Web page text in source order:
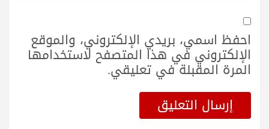
احفظ اسمي، بريدي الإلكتروني، والموقع
الإلكتروني في هذا المتصفح لاستخدامها
المرة المقبلة في تعليقي.